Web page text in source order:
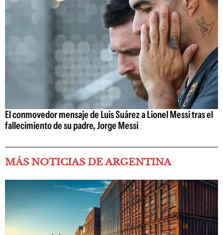
El conmovedor mensaje de Luis Suárez a Lionel Messi tras el
fallecimiento de su padre, Jorge Messi
MÁS NOTICIAS DE ARGENTINA